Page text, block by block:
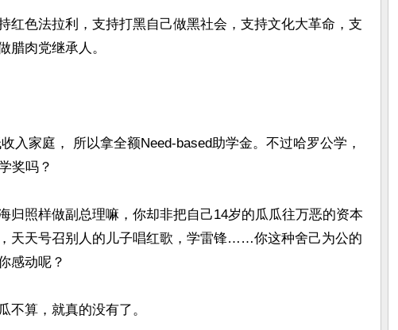
红色法拉利，支持打黑自己做黑社会，支持文化大革命，支
腊肉党继承人。
入家庭， 所以拿全额Need-based助学金。不过哈罗公学，
奖吗？
归照样做副总理嘛，你却非把自己14岁的瓜瓜往万恶的资本
天天号召别人的儿子唱红歌，学雷锋……你这种舍己为公的
感动呢？
不算，就真的没有了。